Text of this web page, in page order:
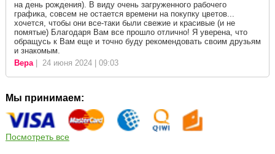
на день рождения). В виду очень загруженного рабочего
графика, совсем не остается времени на покупку цветов...
хочется, чтобы они все-таки были свежие и красивые (и не
помятые) Благодаря Вам все прошло отлично! Я уверена, что
обращусь к Вам еще и точно буду рекомендовать своим друзьям
и знакомым.
Вера| 24 июня 2024 | 09:03
Мы принимаем:
Посмотреть все